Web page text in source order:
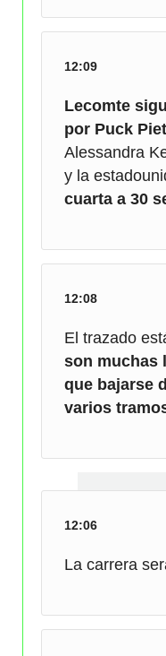
12:09
Lecomte
por Puck
Alessandra
y la
cuarta a 30
12:08
El trazado
son muchas
que bajarse
varios
12:06
La carrera